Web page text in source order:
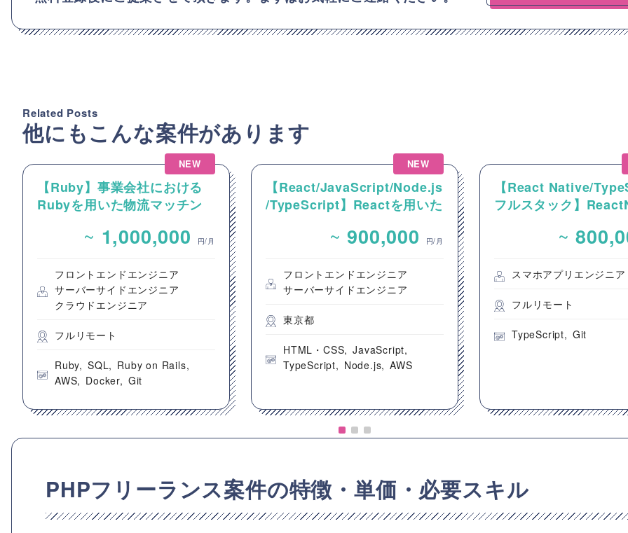
Related Posts
他にもこんな案件があります
NEW
【Ruby】事業会社における
Rubyを用いた物流マッチン
エンドエンジニア募集
~ 1,000,000 円/月
フロントエンドエンジニア
サーバーサイドエンジニア
クラウドエンジニア
フルリモート
Ruby SQL
Ruby on Rails
AWS
Docker Git
NEW
【React/JavaScript/Node.js
/TypeScript】Reactを用いた
のフロントエンド開発案件
~ 900,000 円/月
フロントエンドエンジニア
サーバーサイドエンジニア
東京都
HTML・CSS
JavaScript
TypeScript
Node.js AWS
【React Native/
フルスタック】
~
スマホアプリエンジニア
フルリモート
TypeScript Git
PHPフリーランス案件の特徴・単価・必要スキル